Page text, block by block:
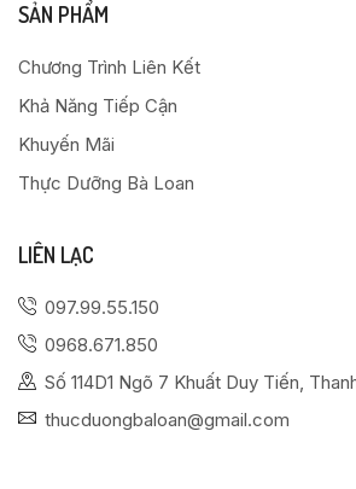
SẢN PHẨM
Chương Trình Liên Kết
Khả Năng Tiếp Cận
Khuyến Mãi
Thực Dưỡng Bà Loan
LIÊN LẠC
097.99.55.150
0968.671.850
Số 114D1 Ngõ 7 Khuất Duy Tiến,
thucduongbaloan@gmail.com